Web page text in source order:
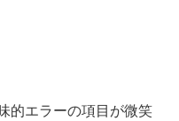
的エラーの項目が微笑